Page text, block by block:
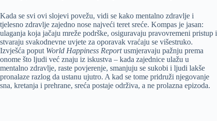
Kada se svi ovi slojevi povežu, vidi se kako mentalno zdravlje i
tjelesno zdravlje zajedno nose najveći teret sreće. Kompas je jasan:
ulaganja koja jačaju mreže podrške, osiguravaju pravovremeni pristup i
stvaraju svakodnevne uvjete za oporavak vraćaju se višestruko.
Izvješća poput World Happiness Reportusmjeravaju pažnju prema
onome što ljudi već znaju iz iskustva – kada zajednice ulažu u
mentalno zdravlje, raste povjerenje, smanjuju se sukobi i ljudi lakše
pronalaze razlog da ustanu ujutro. A kad se tome pridruži njegovanje
sna, kretanja i prehrane, sreća postaje održiva, a ne prolazna epizoda.